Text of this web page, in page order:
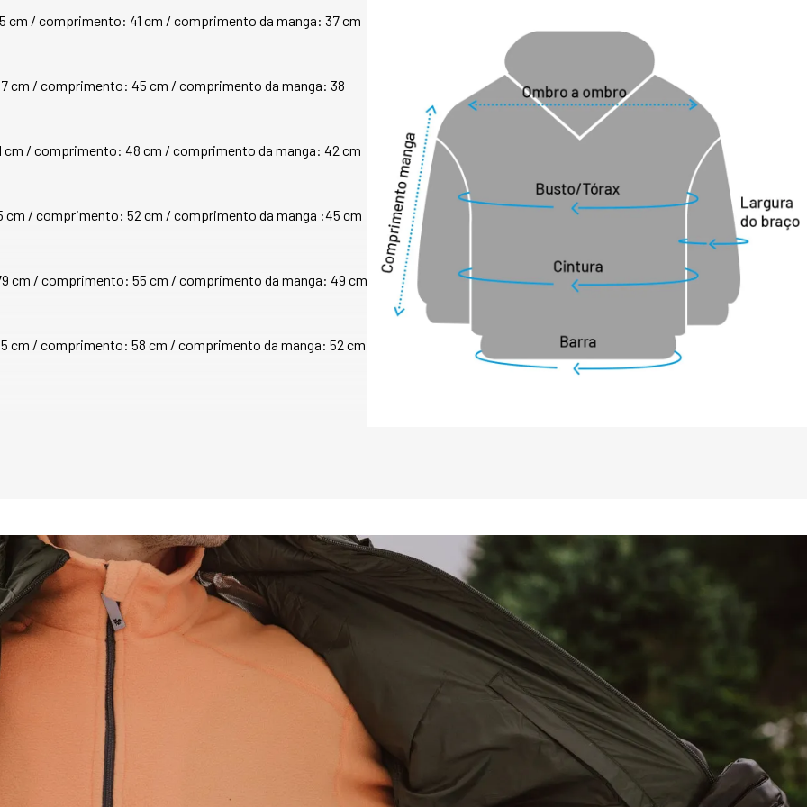
anti-pilling (evita a formação de ''bolinhas'' após a
lavagem). A gola é mais alta, proporcionando mais
proteção térmica no pescoço. Prático e muito versátil, tem
secagem rápida e alta resistência.
A Linha Sense Fleece é dividida em 3 níveis de isolamento
térmico (gramatura do tecido): Lite (150), Original (180) e
Power (270). Este produto é Sense Fleece Original, ou seja,
ele tem ótimo equilíbrio entre a flexibilidade, conforto e
proteção térmica. Por ser a opção intermediária da linha
Sense Fleece, ele proporciona mais proteção térmica que a
linha Lite, porém não proporciona tanto isolamento
térmico como a linha Power. É versátil e feito para os dias
de inverno.
Indicações de uso e temperatura: Este produto é ideal para
uso casual ou atividades físicas. Combina com vários
passeios e ocasiões. Indicado para temperaturas de 18°C
até -8°C, porém a capacidade máxima de proteção
* Anti-pilling: Evita a formação de “bolinhas” após a
lavagem.
* Retenção do calor corporal: Retém o calor gerado pelo
corpo, proporcionando maior isolamento térmico.
* Rápida absorção de umidade e suor: Quando estamos em
temperaturas muito baixas, a presença de suor e umidade
no nosso corpo passa a sensação de frio. Este produto
possui a tecnologia Dry, eliminando a umidade e suor que
fica na pele.
* Fator de proteção UV 50+: 98% dos raios UV são
bloqueados, preservando a saúde da pele e permitindo
liberdade durante as atividades ao ar livre.
COMPOSIÇÃO: 100% Poliéster
/ comprimento: 41 cm / comprimento da manga: 37 cm
/ comprimento: 48 cm / comprimento da manga: 42 cm
/ comprimento: 52 cm / comprimento da manga :45 cm
cm / comprimento: 55 cm / comprimento da manga: 49 cm
cm / comprimento: 58 cm / comprimento da manga: 52 cm